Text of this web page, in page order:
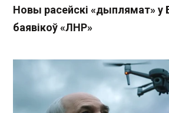
Новы расейскі «дыплямат» у
баявікоў «ЛНР»